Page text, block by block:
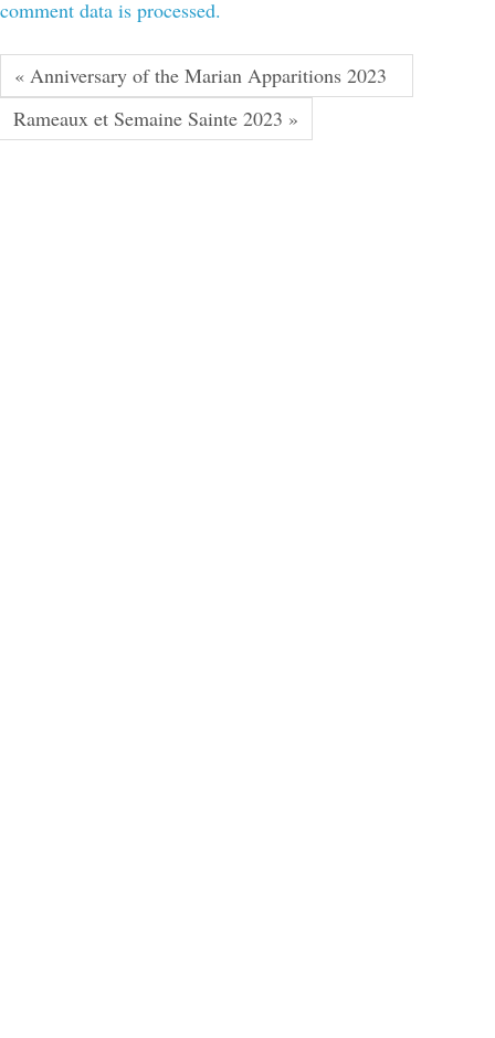
comment data is processed.
« Anniversary of the Marian Apparitions 2023
Rameaux et Semaine Sainte 2023 »